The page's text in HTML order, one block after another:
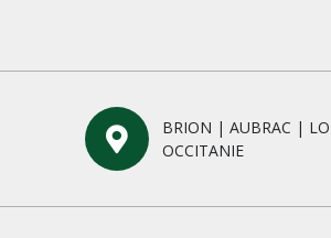
BRION | AUBRAC |
OCCITANIE